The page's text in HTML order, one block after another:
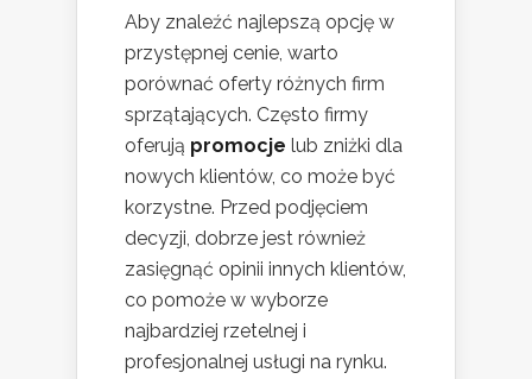
Aby znaleźć najlepszą opcję w
przystępnej cenie, warto
porównać oferty różnych firm
sprzątających. Często firmy
oferują promocje lub zniżki dla
nowych klientów, co może być
korzystne. Przed podjęciem
decyzji, dobrze jest również
zasięgnąć opinii innych klientów,
co pomoże w wyborze
najbardziej rzetelnej i
profesjonalnej usługi na rynku.